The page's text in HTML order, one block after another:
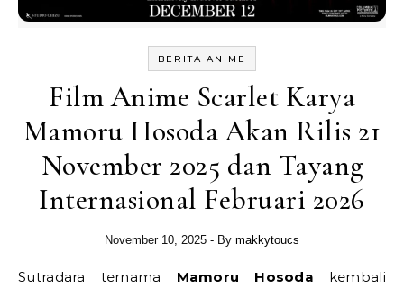
BERITA ANIME
Film Anime Scarlet Karya
Mamoru Hosoda Akan Rilis 21
November 2025 dan Tayang
Internasional Februari 2026
November 10, 2025 - By makkytoucs
Sutradara ternama Mamoru Hosoda kembali